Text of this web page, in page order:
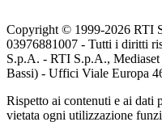
Copyright © 1999-2026 RTI
03976881007 - Tutti i diritti
S.p.A. - RTI S.p.A., Mediaset
Bassi) - Uffici Viale Europa
Rispetto ai contenuti e ai dati
vietata ogni utilizzazione